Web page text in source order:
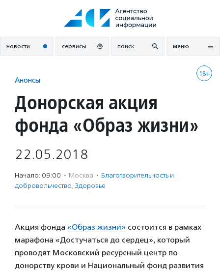
новости сервисы поиск меню
18+
Анонсы
Донорская акция
фонда «Образ жизни»
22.05.2018
Начало: 09:00 · Москва · Благотвори­тель­ность и
доброволь­чест­во, Здоровье
Акция фонда «Образ жизни» состоится в рамках
марафона «Достучаться до сердец», который
проводят Московский ресурсный центр по
донорству крови и Национальный фонд развития